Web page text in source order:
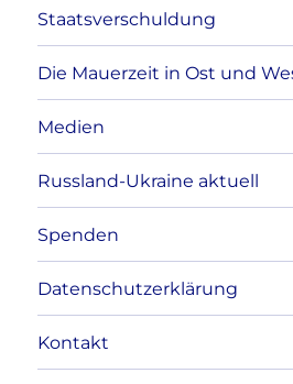
Staatsverschuldung
Die Mauerzeit in Ost und
Medien
Russland-Ukraine aktuell
Spenden
Datenschutzerklärung
Kontakt